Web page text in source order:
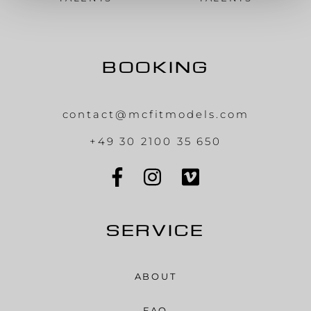
BOOKING
contact@mcfitmodels.com
+49 30 2100 35 650
SERVICE
ABOUT